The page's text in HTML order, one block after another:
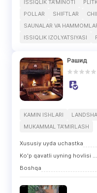
ISSIQLIK TA'MINOTI
POLLAR
SHIFTLAR
SAUNALAR VA
ISSIQLIK IZOLYATSIYASI
Рашид
KAMIN ISHLARI
MUKAMMAL TA'MIRLASH
Xususiy uyda uchastka
Ko'p qavatli uyning hovlisi (hovli)
Boshqa